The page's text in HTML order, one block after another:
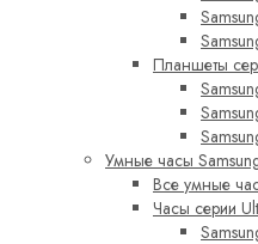
Планшеты
Умные часы
Все умные
Часы серии